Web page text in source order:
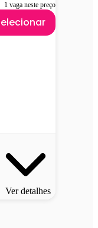
1 vaga neste preço
Ver detalhes